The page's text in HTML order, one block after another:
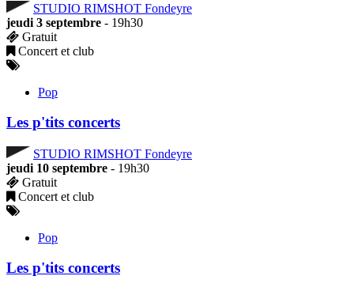
STUDIO RIMSHOT Fondeyre
jeudi 3 septembre - 19h30
Gratuit
Concert et club
Pop
Les p'tits concerts
STUDIO RIMSHOT Fondeyre
jeudi 10 septembre - 19h30
Gratuit
Concert et club
Pop
Les p'tits concerts